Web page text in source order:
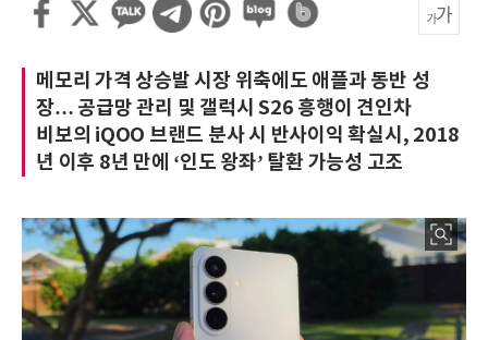
메모리 가격 상승발 시장 위축에도 애플과 동반 성
장… 공급망 관리 및 갤럭시 S26 흥행이 견인차
비보의 iQOO 브랜드 분사 시 반사이익 확실시, 2018
년 이후 8년 만에 ‘인도 왕좌’ 탈환 가능성 고조